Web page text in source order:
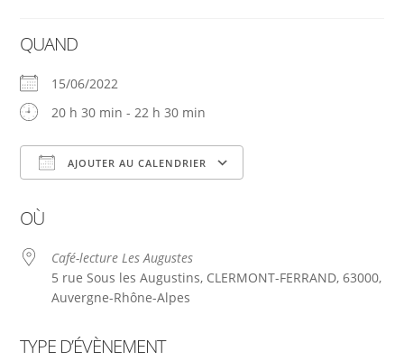
QUAND
15/06/2022
20 h 30 min - 22 h 30 min
AJOUTER AU CALENDRIER
OÙ
Café-lecture Les Augustes
5 rue Sous les Augustins, CLERMONT-FERRAND, 63000,
Auvergne-Rhône-Alpes
TYPE D’ÉVÈNEMENT